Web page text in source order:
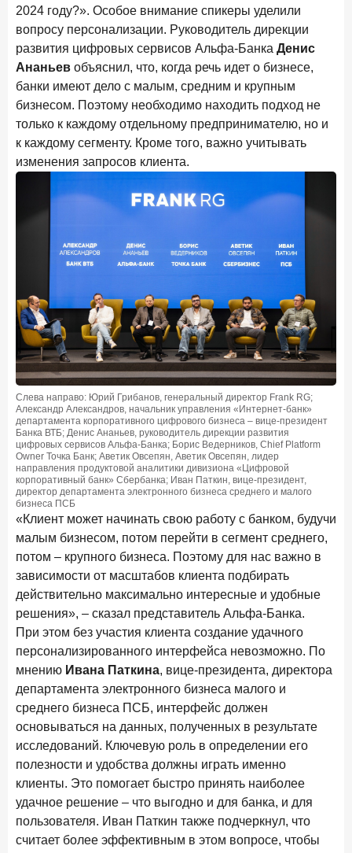
2024 году?». Особое внимание спикеры уделили
вопросу персонализации. Руководитель дирекции
развития цифровых сервисов Альфа-Банка Денис
Ананьев объяснил, что, когда речь идет о бизнесе,
банки имеют дело с малым, средним и крупным
бизнесом. Поэтому необходимо находить подход не
только к каждому отдельному предпринимателю, но и
к каждому сегменту. Кроме того, важно учитывать
изменения запросов клиента.
Слева направо: Юрий Грибанов, генеральный директор Frank RG;
Александр Александров, начальник управления «Интернет-банк»
департамента корпоративного цифрового бизнеса – вице-президент
Банка ВТБ; Денис Ананьев, руководитель дирекции развития
цифровых сервисов Альфа-Банка; Борис Ведерников, Chief Platform
Owner Точка Банк; Аветик Овсепян, Аветик Овсепян, лидер
направления продуктовой аналитики дивизиона «Цифровой
корпоративный банк» Сбербанка; Иван Паткин, вице-президент,
директор департамента электронного бизнеса среднего и малого
бизнеса ПСБ
«Клиент может начинать свою работу с банком, будучи
малым бизнесом, потом перейти в сегмент среднего,
потом – крупного бизнеса. Поэтому для нас важно в
зависимости от масштабов клиента подбирать
действительно максимально интересные и удобные
решения», – сказал представитель Альфа-Банка.
При этом без участия клиента создание удачного
персонализированного интерфейса невозможно. По
мнению Ивана Паткина, вице-президента, директора
департамента электронного бизнеса малого и
среднего бизнеса ПСБ, интерфейс должен
основываться на данных, полученных в результате
исследований. Ключевую роль в определении его
полезности и удобства должны играть именно
клиенты. Это помогает быстро принять наиболее
удачное решение – что выгодно и для банка, и для
пользователя. Иван Паткин также подчеркнул, что
считает более эффективным в этом вопросе, чтобы